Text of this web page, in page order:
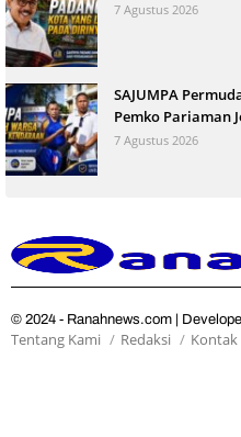
7 Agustus 2026
SAJUMPA
Pemko Pariaman
7 Agustus 2026
© 2024 - Ranahnews.com |
Tentang Kami Redaksi Kontak